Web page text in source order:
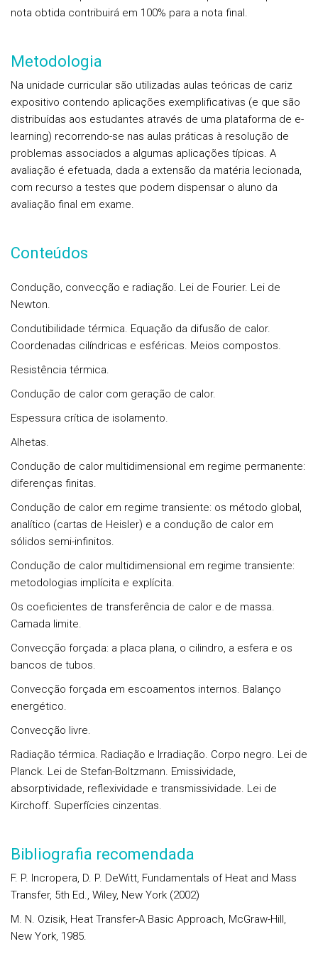
nota obtida contribuirá em 100% para a nota final.
Metodologia
Na unidade curricular são utilizadas aulas teóricas de cariz
expositivo contendo aplicações exemplificativas (e que são
distribuídas aos estudantes através de uma plataforma de e-
learning) recorrendo-se nas aulas práticas à resolução de
problemas associados a algumas aplicações típicas. A
avaliação é efetuada, dada a extensão da matéria lecionada,
com recurso a testes que podem dispensar o aluno da
avaliação final em exame.
Conteúdos
Condução, convecção e radiação. Lei de Fourier. Lei de
Newton.
Condutibilidade térmica. Equação da difusão de calor.
Coordenadas cilíndricas e esféricas. Meios compostos.
Resistência térmica.
Condução de calor com geração de calor.
Espessura crítica de isolamento.
Alhetas.
Condução de calor multidimensional em regime permanente:
diferenças finitas.
Condução de calor em regime transiente: os método global,
analítico (cartas de Heisler) e a condução de calor em
sólidos semi-infinitos.
Condução de calor multidimensional em regime transiente:
metodologias implícita e explícita.
Os coeficientes de transferência de calor e de massa.
Camada limite.
Convecção forçada: a placa plana, o cilindro, a esfera e os
bancos de tubos.
Convecção forçada em escoamentos internos. Balanço
energético.
Convecção livre.
Radiação térmica. Radiação e Irradiação. Corpo negro. Lei de
Planck. Lei de Stefan-Boltzmann. Emissividade,
absorptividade, reflexividade e transmissividade. Lei de
Kirchoff. Superfícies cinzentas.
Bibliografia recomendada
F. P. Incropera, D. P. DeWitt, Fundamentals of Heat and Mass
Transfer, 5th Ed., Wiley, New York (2002)
M. N. Ozisik, Heat Transfer-A Basic Approach, McGraw-Hill,
New York, 1985.